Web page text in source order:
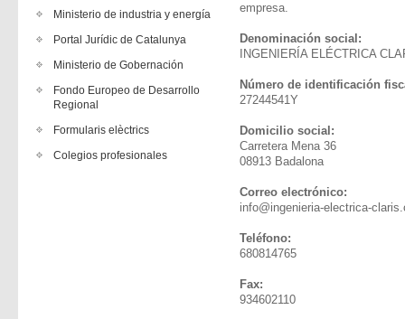
Ministerio de industria y energía
Portal Jurídic de Catalunya
Ministerio de Gobernación
Fondo Europeo de Desarrollo
Regional
Formularis elèctrics
Colegios profesionales
empresa.
Denominación social:
INGENIERÍA ELÉCTRICA
Número de identificación
27244541Y
Domicilio social:
Carretera Mena 36
08913 Badalona
Correo electrónico:
info@ingenieria-electrica-
Teléfono:
680814765
Fax:
934602110